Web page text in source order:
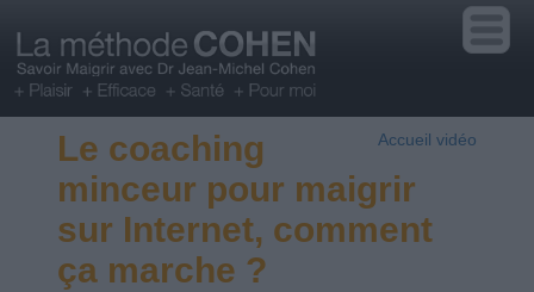
Accueil vidéo
Le coaching
minceur pour maigrir
sur Internet, comment
ça marche ?